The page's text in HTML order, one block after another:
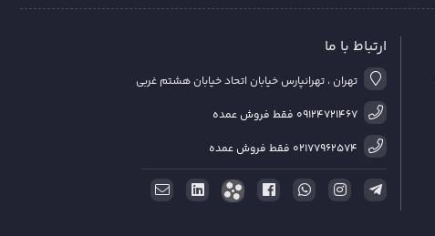
ارتباط با ما
تهران ، تهرانپارس خیابان اتحاد خیابان هشتم غربی
09124721467 فقط فروش عمده
02177962574 فقط فروش عمده